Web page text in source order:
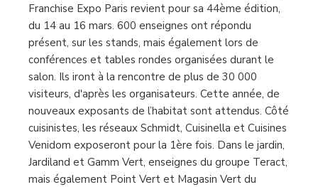
Franchise Expo Paris revient pour sa 44ème édition,
du 14 au 16 mars. 600 enseignes ont répondu
présent, sur les stands, mais également lors de
conférences et tables rondes organisées durant le
salon. Ils iront à la rencontre de plus de 30 000
visiteurs, d'après les organisateurs. Cette année, de
nouveaux exposants de l’habitat sont attendus. Côté
cuisinistes, les réseaux Schmidt, Cuisinella et Cuisines
Venidom exposeront pour la 1ère fois. Dans le jardin,
Jardiland et Gamm Vert, enseignes du groupe Teract,
mais également Point Vert et Magasin Vert du